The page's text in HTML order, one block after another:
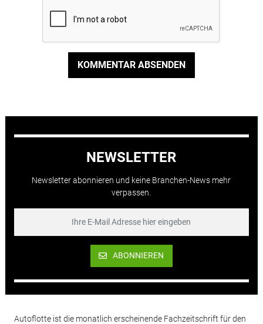
KOMMENTAR ABSENDEN
NEWSLETTER
Newsletter abonnieren und keine Branchen-News mehr
verpassen.
ABONNIEREN
Autoflotte ist die monatlich erscheinende Fachzeitschrift für den